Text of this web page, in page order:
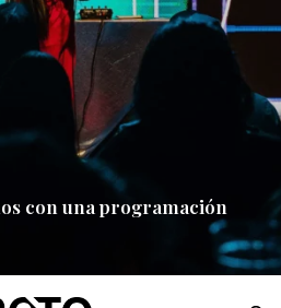
con una programación